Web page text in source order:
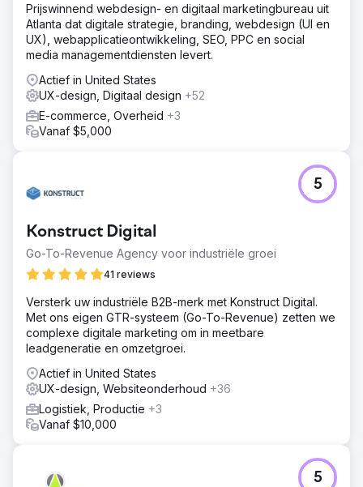
Prijswinnend webdesign- en digitaal marketingbureau uit
Atlanta dat digitale strategie, branding, webdesign (UI en
UX), webapplicatieontwikkeling, SEO, PPC en social
media managementdiensten levert.
Actief in United States
UX-design, Digitaal design +52
E-commerce, Overheid +3
Vanaf $5,000
Konstruct Digital
Go-To-Revenue Agency voor industriële groei
41 reviews
5
Versterk uw industriële B2B-merk met Konstruct Digital.
Met ons eigen GTR-systeem (Go-To-Revenue) zetten we
complexe digitale marketing om in meetbare
leadgeneratie en omzetgroei.
Actief in United States
UX-design, Websiteonderhoud +36
Logistiek, Productie +3
Vanaf $10,000
5